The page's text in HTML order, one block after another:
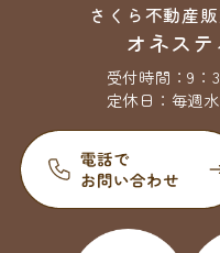
さくら不動産
オネス
受付時間：9：
定休日： 毎週